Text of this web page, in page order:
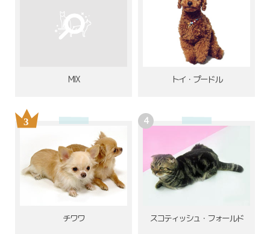
MIX トイ・プードル
チワワ スコティッシュ・フォールド